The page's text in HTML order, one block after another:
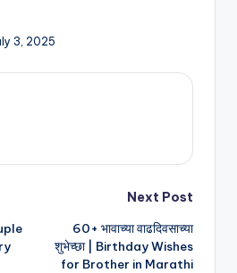
3, 2025
Next Post
60+ भावाच्या वाढदिवसाच्या
शुभेच्छा | Birthday Wishes
for Brother in Marathi